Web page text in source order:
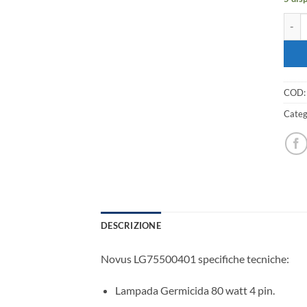
DESCRIZIONE
Novus LG75500401 specifiche tecniche:
Lampada Germicida 80 watt 4 pin.